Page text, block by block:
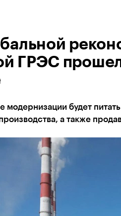
ГРЭС
модернизации будет
а также